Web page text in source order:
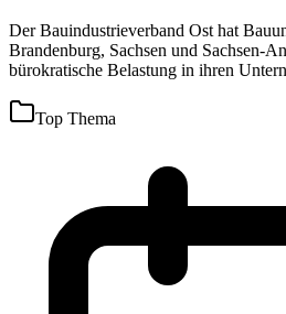
Der Bauindustrieverband Ost hat
Brandenburg, Sachsen und Sachsen-
bürokratische Belastung in ihren
Top Thema